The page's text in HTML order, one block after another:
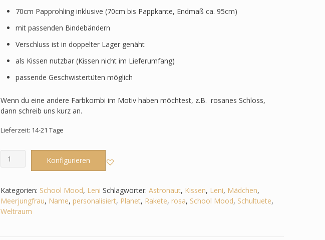
70cm Papprohling inklusive (70cm bis Pappkante, Endmaß ca. 95cm)
mit passenden Bindebändern
Verschluss ist in doppelter Lager genäht
als Kissen nutzbar (Kissen nicht im Lieferumfang)
passende Geschwistertüten möglich
Wenn du eine andere Farbkombi im Motiv haben möchtest, z.B. rosanes Schloss,
dann schreib uns kurz an.
Lieferzeit: 14-21 Tage
Schultüte
School
Mood
-
Konfigurieren
Kategorien: School Mood, Leni Schlagwörter: Astronaut, Kissen, Leni, Mädchen,
Meerjungfrau, Name, personalisiert, Planet, Rakete, rosa, School Mood, Schultuete,
Weltraum